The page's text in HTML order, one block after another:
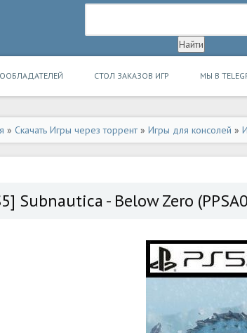
СТОЛ ЗАКАЗОВ ИГР МЫ В
» Скачать Игры через торрент» Игры для консолей »
Subnautica - Below Zero